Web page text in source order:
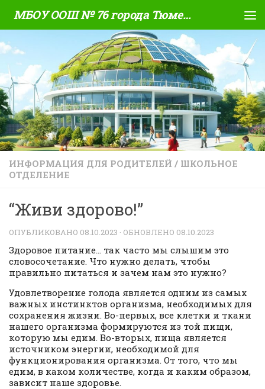
Skip to content МБОУ ООШ № 76 города Тюмени
ИНФОРМАЦИЯ ДЛЯ РОДИТЕЛЕЙ / ШКОЛЬНОЕ
ОТДЕЛЕНИЕ
“Живи здорово!”
ОПУБЛИКОВАНО 08.10.2023 · ОБНОВЛЕНО 08.10.2023
Здоровое питание… так часто мы слышим это
словосочетание. Что нужно делать, чтобы
правильно питаться и зачем нам это нужно?
Удовлетворение голода является одним из самых
важных инстинктов организма, необходимых для
сохранения жизни. Во-первых, все клетки и ткани
нашего организма формируются из той пищи,
которую мы едим. Во-вторых, пища является
источником энергии, необходимой для
функционирования организма. От того, что мы
едим, в каком количестве, когда и каким образом,
зависит наше здоровье.